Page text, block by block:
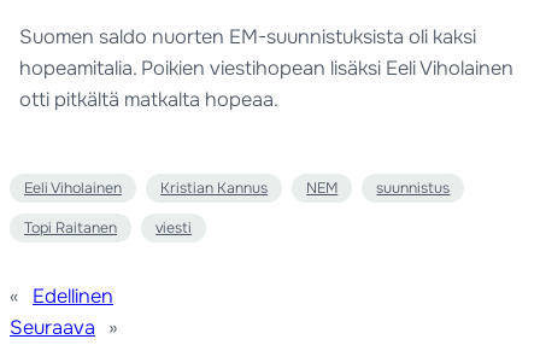
Suomen saldo nuorten EM-suunnistuksista oli kaksi
hopeamitalia. Poikien viestihopean lisäksi Eeli Viholainen
otti pitkältä matkalta hopeaa.
Eeli Viholainen Kristian Kannus NEM suunnistus
Topi Raitanen viesti
«
Edellinen
Seuraava
»